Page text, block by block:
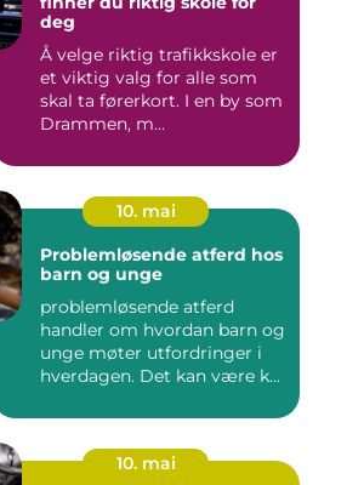
deg
Å velge riktig trafikkskole er
et viktig valg for alle som
skal ta førerkort. I en by som
Drammen, m...
10. mai
Problemløsende atferd hos
barn og unge
problemløsende atferd
handler om hvordan barn og
unge møter utfordringer i
hverdagen. Det kan være k...
10. mai